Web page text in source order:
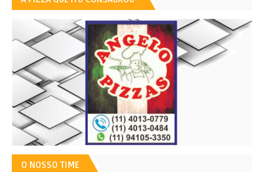
O NOSSO TIME